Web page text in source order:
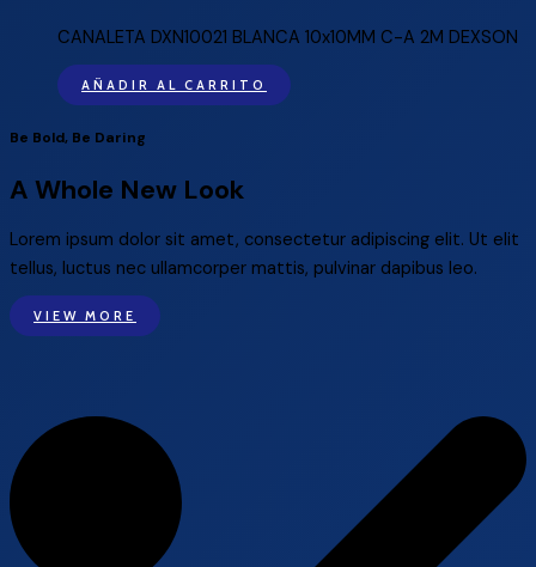
CANALETA DXN10021 BLANCA 10x10MM C-A 2M DEXSON
AÑADIR AL CARRITO
Be Bold, Be Daring
A Whole New Look
Lorem ipsum dolor sit amet, consectetur adipiscing elit. Ut elit
tellus, luctus nec ullamcorper mattis, pulvinar dapibus leo.
VIEW MORE